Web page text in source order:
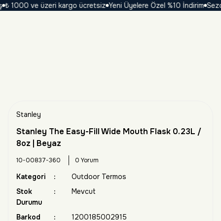
ve üzeri kargo ücretsiz Yeni Üyelere Özel %10 İndirim
Stanley
Stanley The Easy-Fill Wide Mouth Flask 0.23L /
8oz | Beyaz
10-00837-360 0 Yorum
Kategori
Outdoor Termos
Stok
Durumu
Mevcut
Barkod 1200185002915